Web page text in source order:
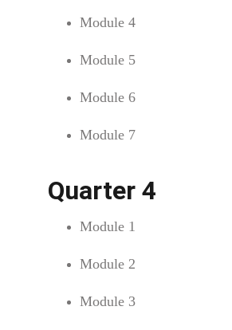
Quarter 4
Module 4
Module 5
Module 6
Module 7
Module 1
Module 2
Module 3